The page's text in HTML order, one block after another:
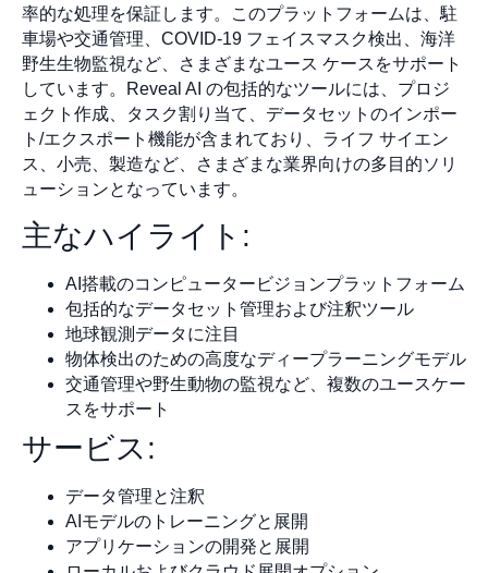
率的な処理を保証します。このプラットフォームは、駐
車場や交通管理、COVID-19 フェイスマスク検出、海洋
野生生物監視など、さまざまなユース ケースをサポート
しています。Reveal AI の包括的なツールには、プロジ
ェクト作成、タスク割り当て、データセットのインポー
ト/エクスポート機能が含まれており、ライフ サイエン
ス、小売、製造など、さまざまな業界向けの多目的ソリ
ューションとなっています。
主なハイライト:
AI搭載のコンピュータービジョンプラットフォーム
包括的なデータセット管理および注釈ツール
地球観測データに注目
物体検出のための高度なディープラーニングモデル
交通管理や野生動物の監視など、複数のユースケー
スをサポート
サービス:
データ管理と注釈
AIモデルのトレーニングと展開
アプリケーションの開発と展開